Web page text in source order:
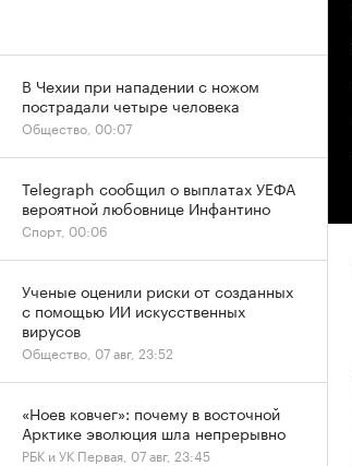
В Чехии при нападении с ножом
пострадали четыре человека
Общество, 00:07
Telegraph сообщил о выплатах УЕФА
вероятной любовнице Инфантино
Спорт, 00:06
Ученые оценили риски от созданных
с помощью ИИ искусственных
вирусов
Общество, 07 авг, 23:52
«Ноев ковчег»: почему в восточной
Арктике эволюция шла непрерывно
РБК и УК Первая, 07 авг, 23:45